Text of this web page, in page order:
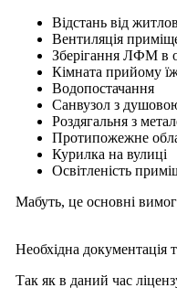
Відстань від
Вентиляція
Зберігання ЛФМ в
Кімната прийому
Водопостачання
Санвузол з
Роздягальня з
Протипожежне
Курилка на вулиці
Освітленість
Мабуть, це основні
Необхідна документація
Так як в даний час